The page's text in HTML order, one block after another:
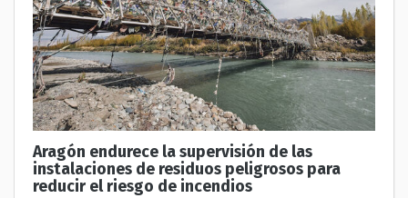
Aragón endurece la supervisión de las
instalaciones de residuos peligrosos para
reducir el riesgo de incendios